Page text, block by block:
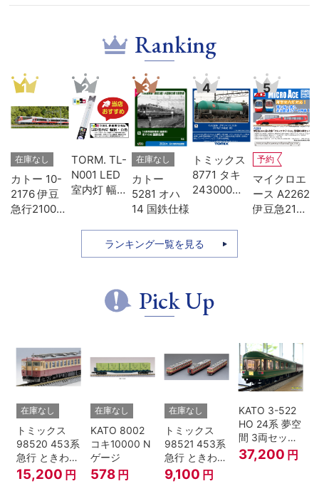
Ranking
1
在庫なし
カトー 10-
2176 伊豆
急行2100系
2
TORM. TL-
N001 LED
室内灯 幅狭
模型
3
在庫なし
カトー
5281 オハ
14 国鉄仕様
4
トミックス
8771 タキ
243000形
5
予約
マイクロエ
ース A2262
伊豆急2100
ランキング一覧を見る
Pick Up
在庫なし
トミックス
98520 453系
急行 ときわ
基本4両セッ
ト Nゲージ
15,200 円
在庫なし
KATO 8002
コキ10000 N
ゲージ
578 円
在庫なし
トミックス
98521 453系
急行 ときわ
増結3両セッ
ト Nゲージ
9,100 円
KATO 3-522
HO 24系 夢空
間 3両セット
HOゲージ
37,200 円